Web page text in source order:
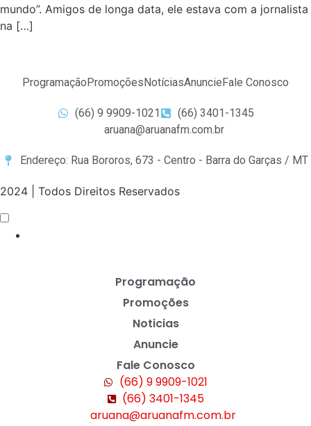
mundo”. Amigos de longa data, ele estava com a jornalista
na […]
Programação Promoções NotíciasAnuncie Fale Conosco
(66) 9 9909-1021
(66) 3401-1345
aruana@aruanafm.com.br
Endereço: Rua Bororos, 673 - Centro - Barra do Garças / MT
2024 | Todos Direitos Reservados
Programação
Promoções
Noticias
Anuncie
Fale Conosco
(66) 9 9909-1021
(66) 3401-1345
aruana@aruanafm.com.br